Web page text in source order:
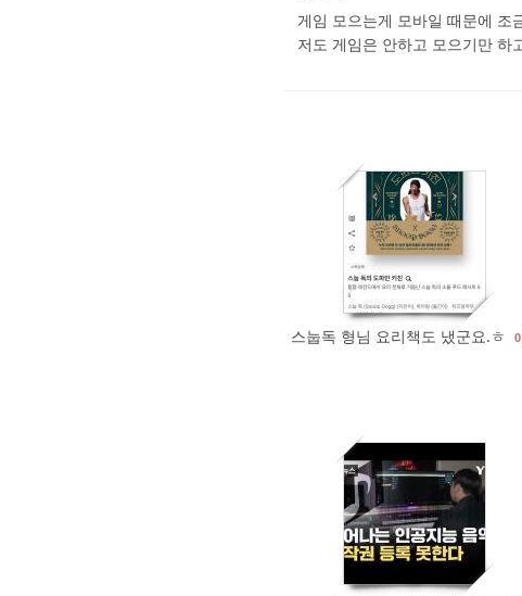
게임 모으는게 모바일 때문에 조
저도 게임은 안하고 모으기만 하
623 0
스눕독 형님 요리책도 냈군요.ㅎ 0
1446 0